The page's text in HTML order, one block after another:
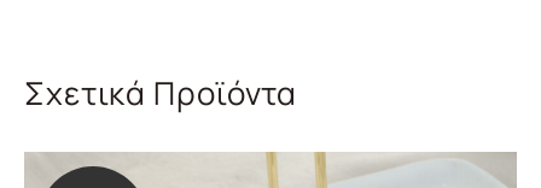
Σχετικά Προϊόντα